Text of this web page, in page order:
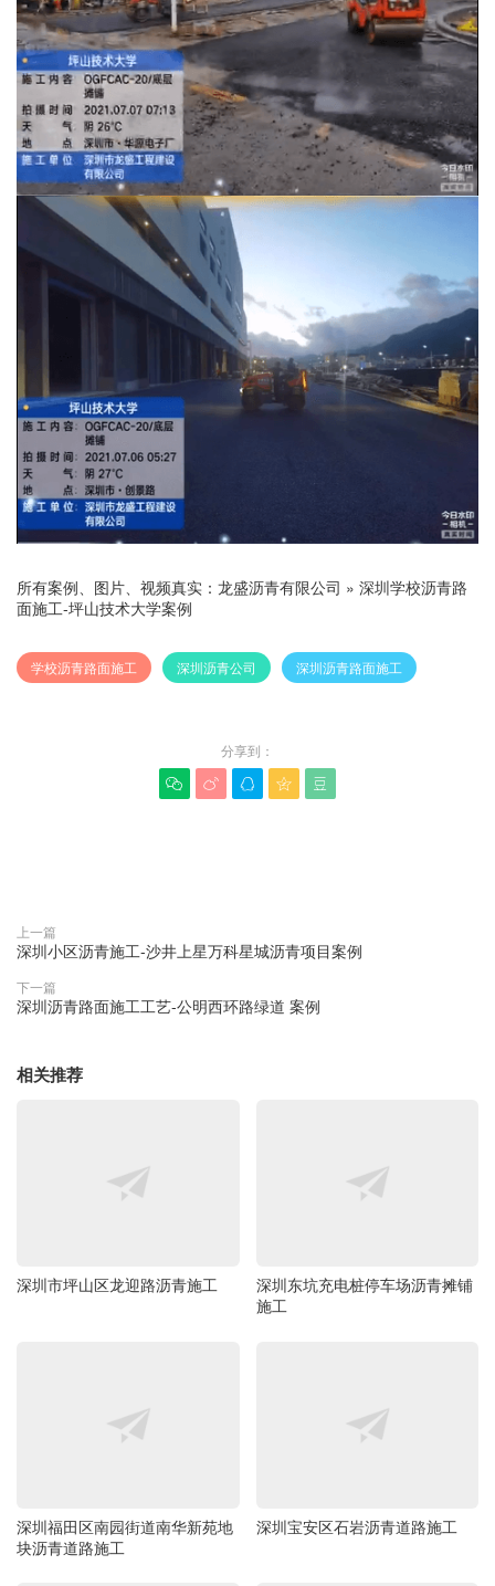
所有案例、图片、视频真实： 龙盛沥青有限公司 » 深圳学校沥青路
面施工-坪山技术大学案例
学校沥青路面施工 深圳沥青公司 深圳沥青路面施工
分享到：
    
上一篇
深圳小区沥青施工-沙井上星万科星城沥青项目案例
下一篇
深圳沥青路面施工工艺-公明西环路绿道 案例
相关推荐
深圳市坪山区龙迎路沥青施工
深圳东坑充电桩停车场沥青摊铺
施工
深圳福田区南园街道南华新苑地
块沥青道路施工
深圳宝安区石岩沥青道路施工